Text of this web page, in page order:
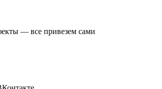
— все привезем сами